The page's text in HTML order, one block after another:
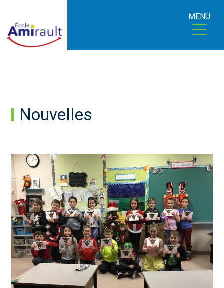
MENU
Nouvelles